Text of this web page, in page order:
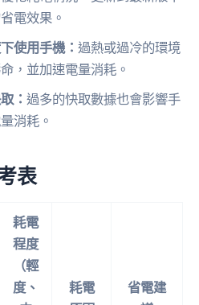
電效果。
使用手機：過熱或過冷的環境
，並加速電量消耗。
：過多的快取數據也會影響手
消耗。
表
耗電
程度
（輕
度、
耗電
省電建